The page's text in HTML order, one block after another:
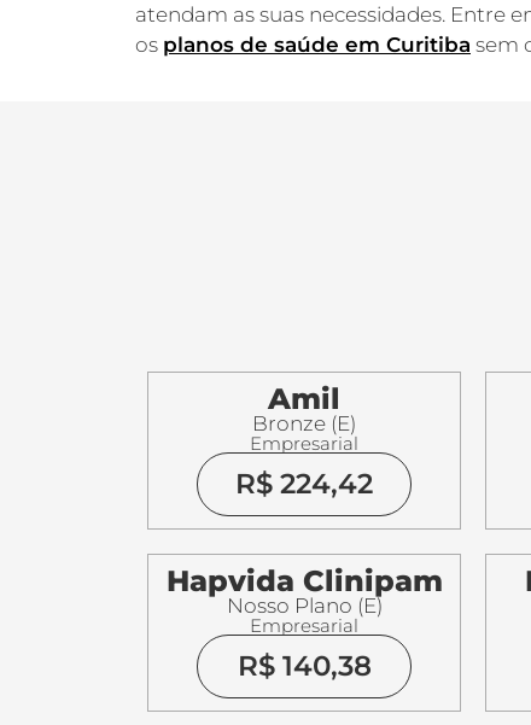
atendam as suas necessidades. Entre
os planos de saúde em Curitiba sem
Amil
Bronze (E)
Empresarial
R$ 224,42
Hapvida Clinipam
Nosso Plano (E)
Empresarial
R$ 140,38